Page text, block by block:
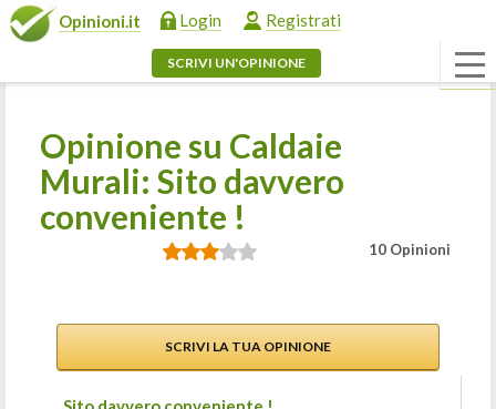
Opinioni.it Login Registrati
SCRIVI UN'OPINIONE
Opinione su Caldaie
Murali: Sito davvero
conveniente !
10 Opinioni
SCRIVI LA TUA OPINIONE